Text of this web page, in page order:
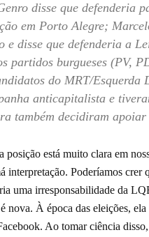
disse que defenderia
em Porto Alegre;
e disse que defenderia a
partidos burgueses (PV,
do MRT/
anticapitalista e
também decidiram
posição está muito clara em
interpretação. Poderíamos crer
uma irresponsabilidade da
nova. À época das eleições,
Ao tomar ciência